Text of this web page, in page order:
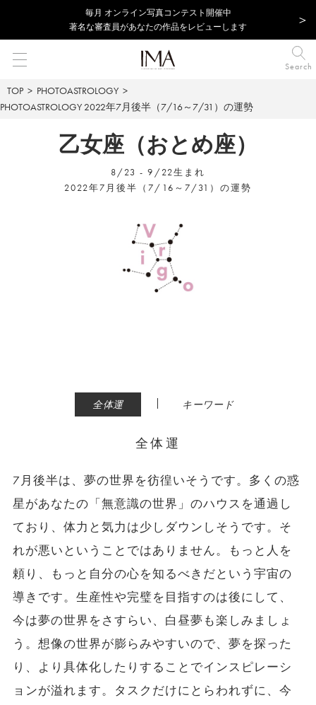
毎⽉ オンライン写真コンテスト開催中
著名な審査員があなたの作品をレビューします
Search
TOP
PHOTOASTROLOGY
PHOTOASTROLOGY 2022年7月後半（7/16～7/31）の運勢
乙女座（おとめ座）
8/23 - 9/22生まれ
2022年7月後半（7/16～7/31）の運勢
全体運 | キーワード
全体運
7月後半は、夢の世界を彷徨いそうです。多くの惑
星があなたの「無意識の世界」のハウスを通過し
ており、体力と気力は少しダウンしそうです。そ
れが悪いということではありません。もっと人を
頼り、もっと自分の心を知るべきだという宇宙の
導きです。生産性や完璧を目指すのは後にして、
今は夢の世界をさすらい、白昼夢も楽しみましょ
う。想像の世界が膨らみやすいので、夢を探った
り、より具体化したりすることでインスピレーシ
ョンが溢れます。タスクだけにとらわれずに、今